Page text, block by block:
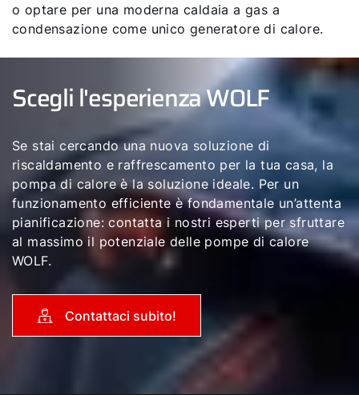
o optare per una moderna caldaia a gas a
condensazione come unico generatore di calore.
Scegli l'esperienza WOLF
Se stai cercando una nuova soluzione di
riscaldamento e raffrescamento per la tua casa, la
pompa di calore è la soluzione ideale. Per un
funzionamento efficiente è fondamentale un’attenta
pianificazione: contatta i nostri esperti per sfruttare
al massimo il potenziale delle pompe di calore
WOLF.
Contattaci subito!